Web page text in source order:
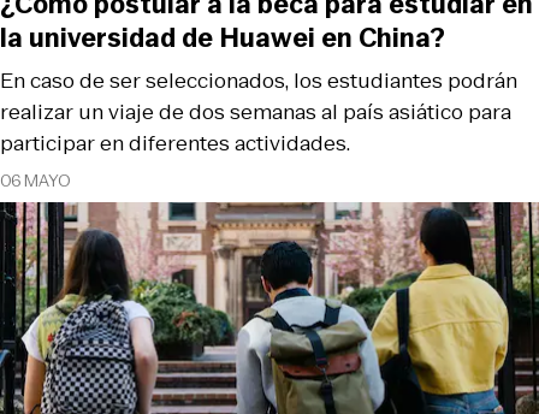
06 MAYO
En caso de ser seleccionados, los estudiantes podrán
realizar un viaje de dos semanas al país asiático para
participar en diferentes actividades.
la universidad de Huawei en China?